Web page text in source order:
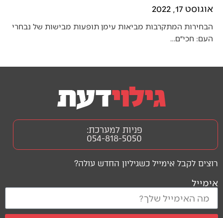
אוגוסט 17, 2022
הבחירות המתקרבות מביאות עימן תופעות מבישות של נבחרי
העם: חכי״ם…
רוצים לקבל אימייל כשגיליון החדש עולה?
אימייל
פניות למערכת:
054-818-5050